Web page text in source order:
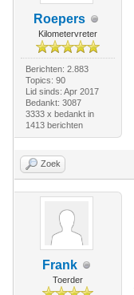
Roepers
Kilometervreter
Berichten: 2.883
Topics: 90
Lid sinds: Apr 2017
Bedankt: 3087
3333 x bedankt in
1413 berichten
Zoek
Frank
Toerder